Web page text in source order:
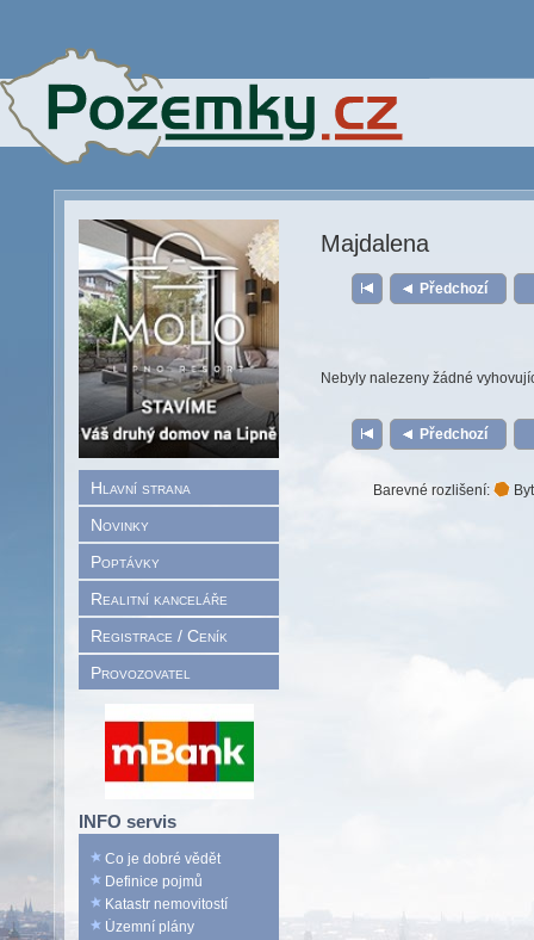
Hlavní strana
Novinky
Poptávky
Realitní kanceláře
Registrace / Ceník
Provozovatel
INFO servis
Co je dobré vědět
Definice pojmů
Katastr nemovitostí
Územní plány
Majdalena
Předchozí
Nebyly nalezeny žádné
Předchozí
Barevné rozlišení: